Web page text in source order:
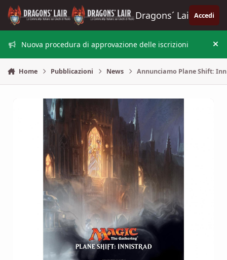
Vai al contenuto
Dragons´ Lair Accedi
Nuova procedura di approvazione delle iscrizioni
Home Pubblicazioni News Annunciamo Plane Shift: